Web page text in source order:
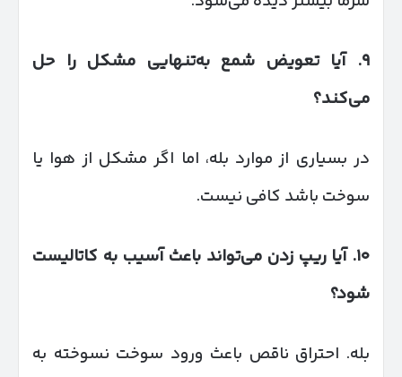
۹.آیا تعویض شمع به‌تنهایی مشکل را حل
می‌کند؟
در بسیاری از موارد بله، اما اگر مشکل از هوا یا
سوخت باشد کافی نیست.
۱۰.آیا ریپ زدن می‌تواند باعث آسیب به کاتالیست
شود؟
بله. احتراق ناقص باعث ورود سوخت نسوخته به